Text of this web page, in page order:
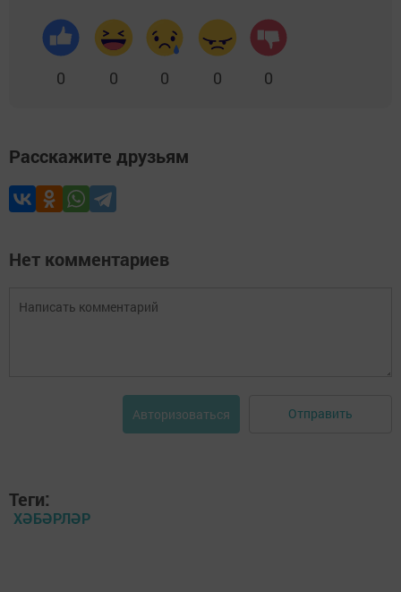
0 0 0 0 0
Расскажите друзьям
Нет комментариев
Авторизоваться Отправить
Теги:
ХӘБӘРЛӘР